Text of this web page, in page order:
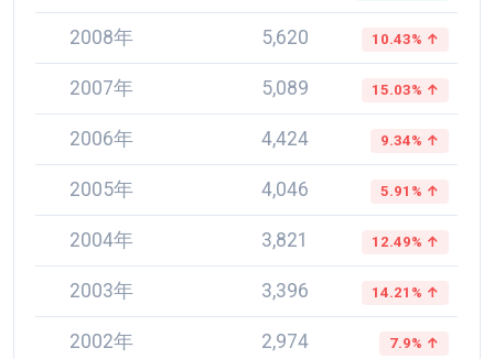
2008年 5,620 10.43% ↑
2007年 5,089 15.03% ↑
2006年 4,424 9.34% ↑
2005年 4,046 5.91% ↑
2004年 3,821 12.49% ↑
2003年 3,396 14.21% ↑
2002年 2,974 7.9% ↑